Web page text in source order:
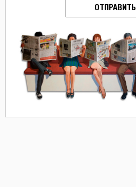
ОТПРАВИТЬ